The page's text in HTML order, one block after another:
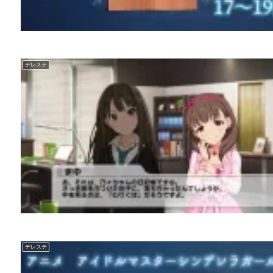
デレステ
デレステ